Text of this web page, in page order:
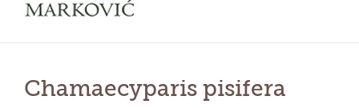
Chamaecyparis pisifera